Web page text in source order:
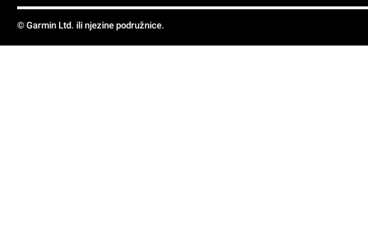
© Garmin Ltd. ili njezine podružnice.